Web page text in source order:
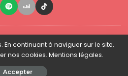
● L'équipe ● Mentions légales
- Tous droits réservés.
En continuant à naviguer sur le site,
nos cookies. Mentions légales.
Accepter